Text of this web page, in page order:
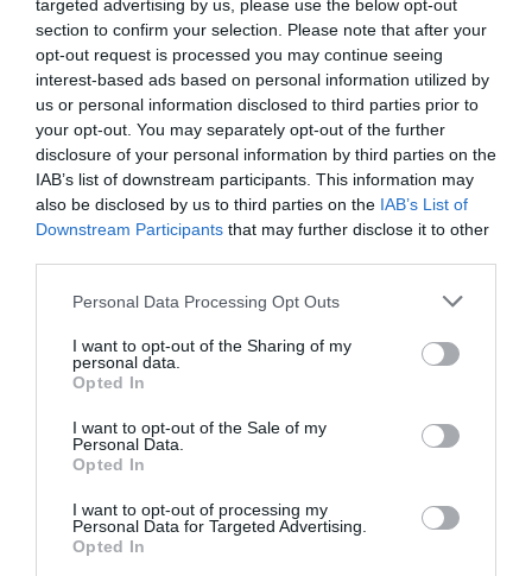
targeted advertising by us, please use the below opt-out
section to confirm your selection. Please note that after your
opt-out request is processed you may continue seeing
interest-based ads based on personal information utilized by
us or personal information disclosed to third parties prior to
your opt-out. You may separately opt-out of the further
disclosure of your personal information by third parties on the
IAB’s list of downstream participants. This information may
also be disclosed by us to third parties on the IAB’s List of
Downstream Participants that may further disclose it to other
Please note that this website/app uses one or more Google
not limited to your visit or usage behaviour. You may click to
grant or deny consent to Google and its third-party tags to
use your data for below specified purposes in below Google
consent section.
Personal Data Processing Opt Outs
I want to opt-out of the Sharing of my
personal data.
Opted In
I want to opt-out of the Sale of my
Personal Data.
Opted In
I want to opt-out of processing my
Personal Data for Targeted Advertising.
Opted In
VISSZA A FŐOLDALRA
2026. augusztus 08 Mindenki ügye
TATA ELBŰVÖLŐ LÁTVÁNYOSSÁGAI,